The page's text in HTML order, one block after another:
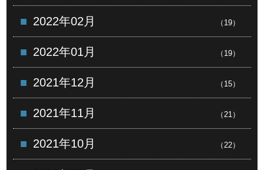
2022年02月 （19）
2022年01月 （19）
2021年12月 （15）
2021年11月 （21）
2021年10月 （22）